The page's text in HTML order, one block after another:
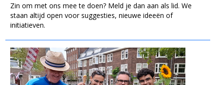
Zin om met ons mee te doen? Meld je dan aan als lid. We
staan altijd open voor suggesties, nieuwe ideeën of
initiatieven.